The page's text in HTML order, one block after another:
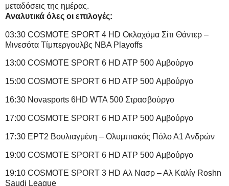
μεταδόσεις της ημέρας.
Αναλυτικά όλες οι επιλογές:
03:30 COSMOTE SPORT 4 HD Οκλαχόμα Σίτι Θάντερ –
Μινεσότα Τίμπεργουλβς NBA Playoffs
13:00 COSMOTE SPORT 6 HD ATP 500 Αμβούργο
15:00 COSMOTE SPORT 6 HD ATP 500 Αμβούργο
16:30 Novasports 6HD WTA 500 Στρασβούργο
17:00 COSMOTE SPORT 6 HD ATP 500 Αμβούργο
17:30 ΕΡΤ2 Βουλιαγμένη – Ολυμπιακός Πόλο Α1 Ανδρών
19:00 COSMOTE SPORT 6 HD ATP 500 Αμβούργο
19:10 COSMOTE SPORT 3 HD Αλ Νασρ – Αλ Καλίγ Roshn
Saudi League